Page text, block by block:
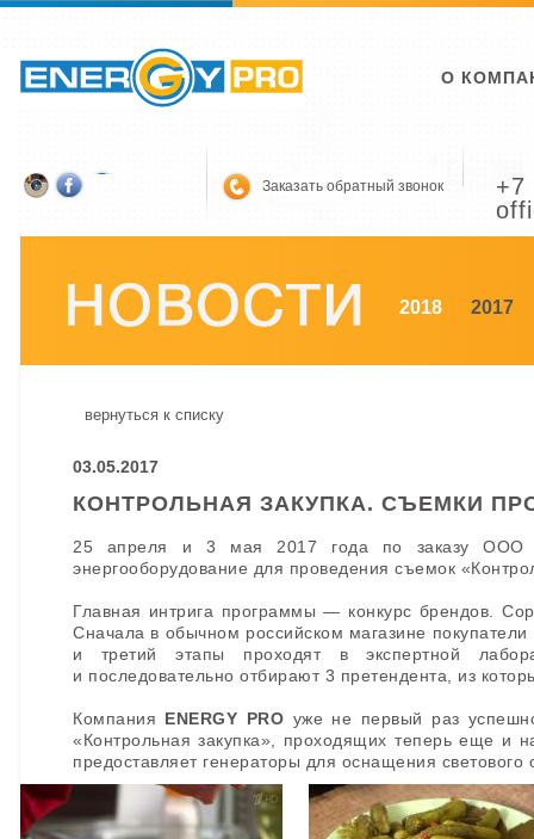
О
Заказать обратный звонок
+7
2018 2017
вернуться к списку
03.05.2017
КОНТРОЛЬНАЯ ЗАКУПКА. СЪЕМКИ
25 апреля и 3 мая 2017 года по заказу ООО
энергооборудование для проведения съемок
Главная интрига программы — конкурс брендов.
Сначала в обычном российском магазине
и третий этапы проходят в экспертной
и последовательно отбирают 3 претендента, из
Компания ENERGY PRO уже не первый раз
«Контрольная закупка», проходящих теперь еще и
предоставляет генераторы для оснащения светового